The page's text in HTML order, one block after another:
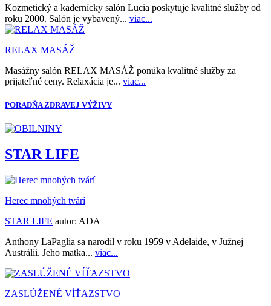
Kozmetický a kadernícky salón Lucia poskytuje kvalitné služby od
roku 2000. Salón je vybavený... viac...
RELAX MASÁŽ
Masážny salón RELAX MASÁŽ ponúka kvalitné služby za
prijateľné ceny. Relaxácia je... viac...
PORADŇA ZDRAVEJ VÝŽIVY
STAR LIFE
Herec mnohých tvárí
STAR LIFE autor: ADA
Anthony LaPaglia sa narodil v roku 1959 v Adelaide, v Južnej
Austrálii. Jeho matka... viac...
ZASLÚŽENÉ VÍŤAZSTVO